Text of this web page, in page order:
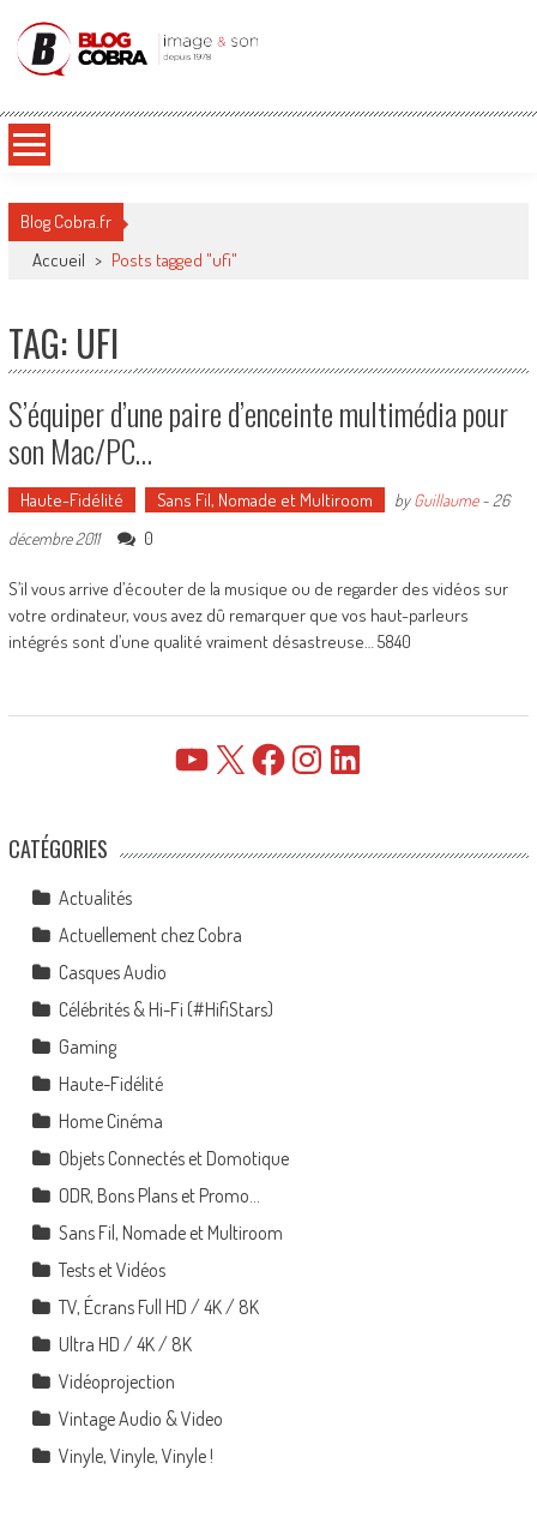
Blog Cobra
Blog Cobra.fr
Accueil > Posts tagged "ufi"
TAG: UFI
S’équiper d’une paire d’enceinte multimédia pour
son Mac/PC…
Haute-Fidélité Sans Fil, Nomade et Multiroom byGuillaume- 26
décembre 2011
0
S’il vous arrive d’écouter de la musique ou de regarder des vidéos sur
votre ordinateur, vous avez dû remarquer que vos haut-parleurs
intégrés sont d’une qualité vraiment désastreuse… 5840
YouTube FacebookInstagramLinkedIn
CATÉGORIES
Actualités
Actuellement chez Cobra
Casques Audio
Célébrités & Hi-Fi (#HifiStars)
Gaming
Haute-Fidélité
Home Cinéma
Objets Connectés et Domotique
ODR, Bons Plans et Promo…
Sans Fil, Nomade et Multiroom
Tests et Vidéos
TV, Écrans Full HD / 4K / 8K
Ultra HD / 4K / 8K
Vidéoprojection
Vintage Audio & Video
Vinyle, Vinyle, Vinyle !